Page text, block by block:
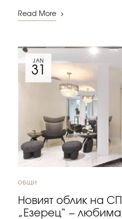
Read More
JAN
31
ОБЩИ
Новият облик на
„Езерец“ –